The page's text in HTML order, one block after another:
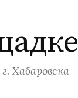
Хабаровска